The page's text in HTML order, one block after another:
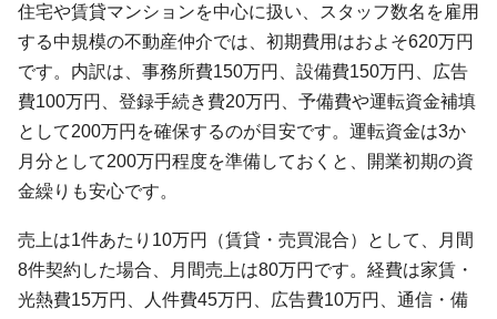
住宅や賃貸マンションを中心に扱い、スタッフ数名を雇用
する中規模の不動産仲介では、初期費用はおよそ620万円
です。内訳は、事務所費150万円、設備費150万円、広告
費100万円、登録手続き費20万円、予備費や運転資金補填
として200万円を確保するのが目安です。運転資金は3か
月分として200万円程度を準備しておくと、開業初期の資
金繰りも安心です。
売上は1件あたり10万円（賃貸・売買混合）として、月間
8件契約した場合、月間売上は80万円です。経費は家賃・
光熱費15万円、人件費45万円、広告費10万円、通信・備